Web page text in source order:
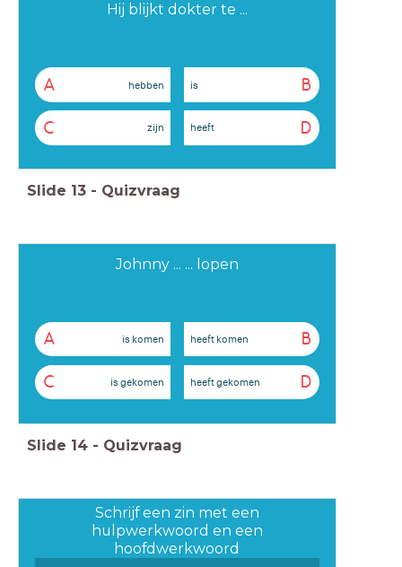
Hij blijkt dokter te ...
A hebben B
is
C zijn D
heeft
Slide 13 - Quizvraag
Johnny ... ... lopen
A is komen B
heeft komen
C is gekomen D
heeft gekomen
Slide 14 - Quizvraag
Schrijf een zin met een
hulpwerkwoord en een
hoofdwerkwoord